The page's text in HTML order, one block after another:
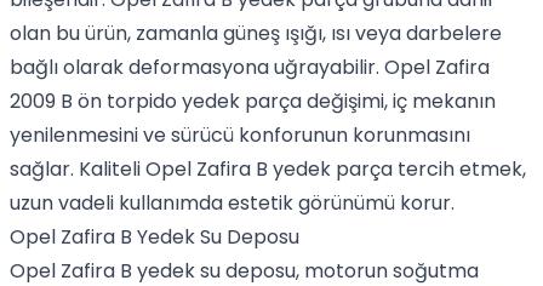
olan bu ürün, zamanla güneş ışığı, ısı veya darbelere
bağlı olarak deformasyona uğrayabilir. Opel Zafira
2009 B ön torpido yedek parça değişimi, iç mekanın
yenilenmesini ve sürücü konforunun korunmasını
sağlar. Kaliteli Opel Zafira B yedek parça tercih etmek,
uzun vadeli kullanımda estetik görünümü korur.
Opel Zafira B Yedek Su Deposu
Opel Zafira B yedek su deposu, motorun soğutma